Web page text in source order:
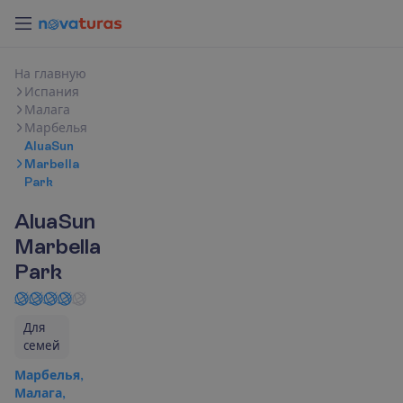
На главную
Испания
Малага
Марбелья
AluaSun
Marbella
Park
AluaSun
Marbella
Park
Для
семей
Марбелья,
Малага,